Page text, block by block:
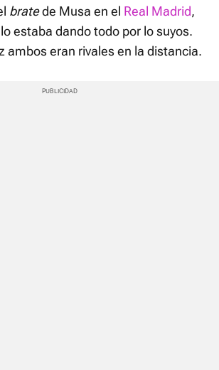
bratede Musa en el Real Madrid,
estaba dando todo por lo suyos.
ambos eran rivales en la distancia.